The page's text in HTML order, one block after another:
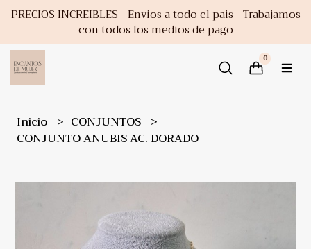
PRECIOS INCREIBLES - Envios a todo el pais - Trabajamos
con todos los medios de pago
0
Inicio
CONJUNTOS
CONJUNTO ANUBIS AC. DORADO